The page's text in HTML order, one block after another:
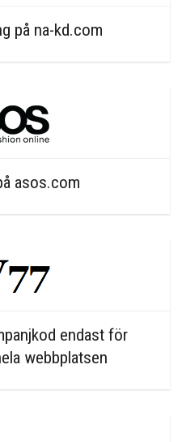
på na-kd.com
asos.com
endast för
webbplatsen